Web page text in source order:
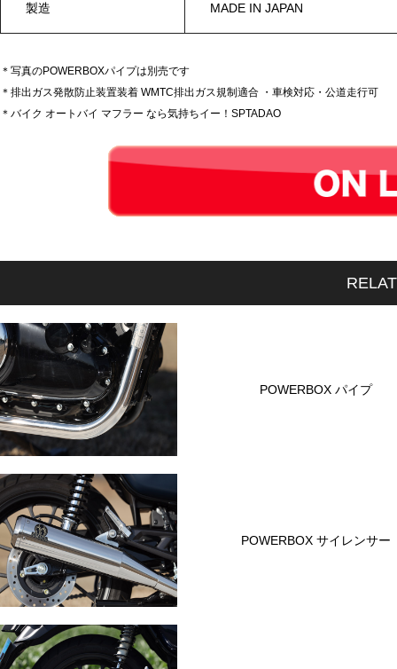
製造 MADE IN JAPAN
＊写真のPOWERBOXパイプは別売です
＊排出ガス発散防止装置装着 WMTC排出ガス規制適合 ・車検対応・公道走行可
＊バイク オートバイ マフラー なら気持ちイー！SPTADAO
POWERBOX パイプ
POWERBOX サイレンサー